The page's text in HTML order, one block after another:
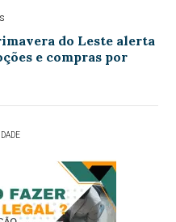
do Leste alerta
e compras por